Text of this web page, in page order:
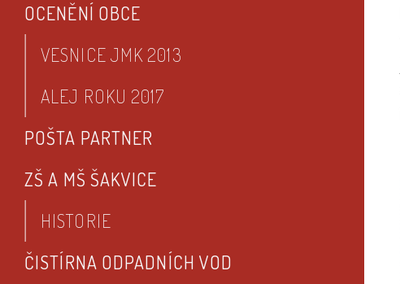
OCENĚNÍ OBCE
VESNICE JMK 2013
ALEJ ROKU 2017
POŠTA PARTNER
ZŠ A MŠ ŠAKVICE
HISTORIE
ČISTÍRNA ODPADNÍCH VOD